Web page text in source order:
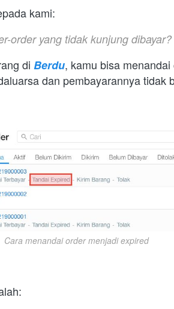
kami:
order yang tidak kunjung dibayar?
di Berdu,
dan pembayarannya tidak
Cara menandai order menjadi expired